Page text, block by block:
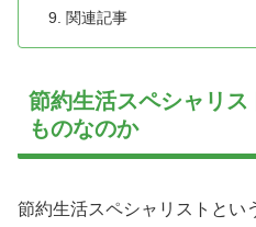
関連記事
節約生活スペシャリ
ものなのか
節約生活スペシャリストとい